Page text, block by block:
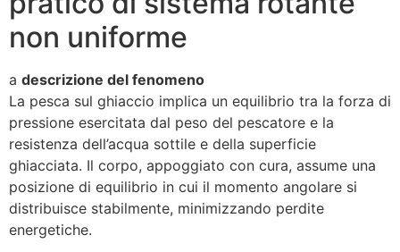
non uniforme
a descrizione del fenomeno
La pesca sul ghiaccio implica un equilibrio tra la forza di
pressione esercitata dal peso del pescatore e la
resistenza dell’acqua sottile e della superficie
ghiacciata. Il corpo, appoggiato con cura, assume una
posizione di equilibrio in cui il momento angolare si
distribuisce stabilmente, minimizzando perdite
energetiche.